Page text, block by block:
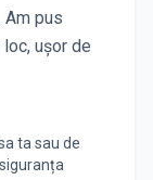
pus
ușor de
ta sau de